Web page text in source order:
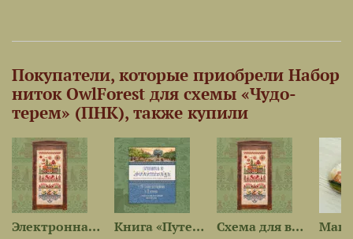
Покупатели, которые приобрели Набор
ниток OwlForest для схемы «Чудо-
терем» (ПНК), также купили
Электронная схема «Чудо-терем» Книга «Путеводитель по... Схема для вышивания...